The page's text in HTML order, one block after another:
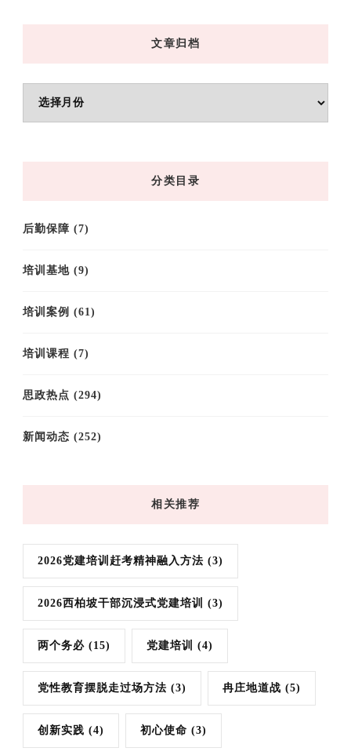
文章归档
章
分类目录
后勤保障 (7)
培训基地 (9)
培训案例 (61)
培训课程 (7)
思政热点 (294)
新闻动态 (252)
相关推荐
2026党建培训赶考精神融入方法 (3)
2026西柏坡干部沉浸式党建培训 (3)
两个务必 (15) 党建培训 (4)
党性教育摆脱走过场方法 (3) 冉庄地道战 (5)
创新实践 (4) 初心使命 (3)